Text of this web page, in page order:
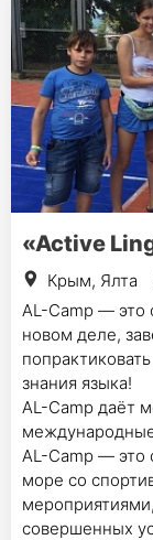
«Active
Крым, Ялта
AL-Camp — это
новом деле,
знания языка!
AL-Сamp даёт
AL-Сamp — это
море со
совершенных